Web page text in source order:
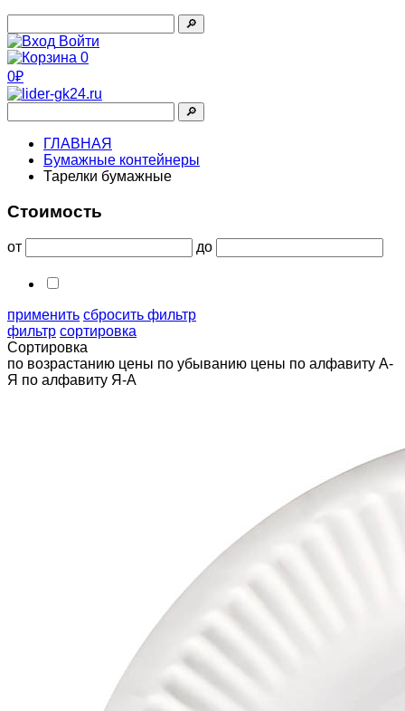
🔎︎
Войти
0
0₽
🔎︎
ГЛАВНАЯ
Бумажные контейнеры
Тарелки бумажные
Стоимость
от до
применить сбросить фильтр
фильтр сортировка
Сортировка
по возрастанию цены по убыванию цены по алфавиту А-
Я по алфавиту Я-А